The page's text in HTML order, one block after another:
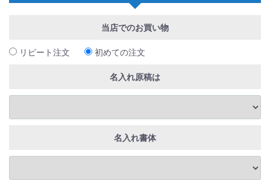
当店でのお買い物
リピート注文 初めての注文
名入れ原稿は
名入れ書体